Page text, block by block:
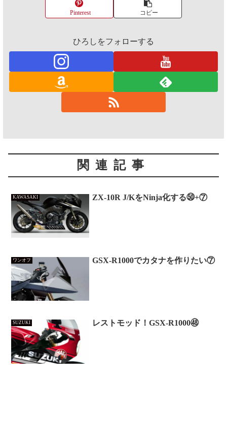
Pinterest コピー
ひろしをフォローする
関連記事
KAWASAKI ZX-10R J/KをNinja化する㊿+⑦
ワンオフ GSX-R1000でカタナを作りたい⑦
SUZUKI レストモッド！GSX-R1000㊽